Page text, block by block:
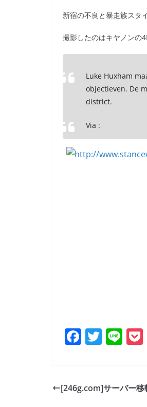
新宿の不良と暴走族スタ
撮影したのはキヤノンの
Luke Huxham
objectieven. De
district.
Via :
F
e
T
er
Li
[246g.com]サーバー移